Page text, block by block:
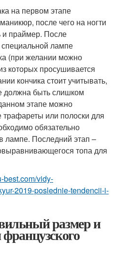
на первом этапе
после чего на ногти
и праймер. После
лампе
(при желании можно
которых просушивается
кончика стоит учитывать,
должна быть слишком
этапе можно
трафареты или полоски для
обязательно
лампе. Последний этап –
топа для
best.com/vidy-
2019-poslednie-tendencii-i-
размер и